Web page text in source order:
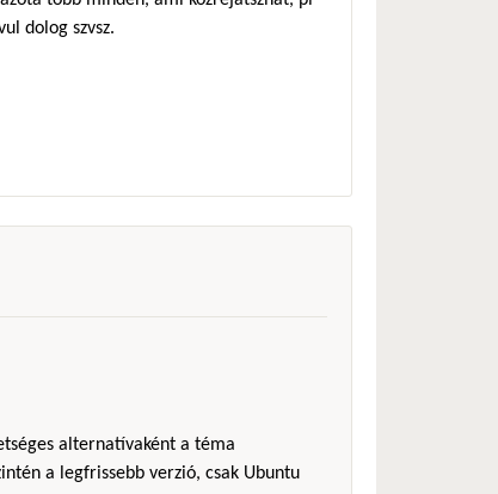
dolog szvsz.
alternatívaként a téma
a legfrissebb verzió, csak Ubuntu